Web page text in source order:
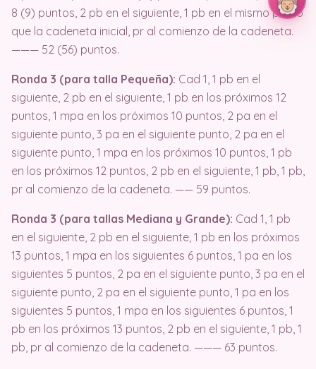
8 (9) puntos, 2 pb en el siguiente, 1 pb en el mismo punto
que la cadeneta inicial, pr al comienzo de la cadeneta.
——— 52 (56) puntos.
Ronda 3 (para talla Pequeña): Cad 1, 1 pb en el
siguiente, 2 pb en el siguiente, 1 pb en los próximos 12
puntos, 1 mpa en los próximos 10 puntos, 2 pa en el
siguiente punto, 3 pa en el siguiente punto, 2 pa en el
siguiente punto, 1 mpa en los próximos 10 puntos, 1 pb
en los próximos 12 puntos, 2 pb en el siguiente, 1 pb, 1 pb,
pr al comienzo de la cadeneta. —— 59 puntos.
Ronda 3 (para tallas Mediana y Grande): Cad 1, 1 pb
en el siguiente, 2 pb en el siguiente, 1 pb en los próximos
13 puntos, 1 mpa en los siguientes 6 puntos, 1 pa en los
siguientes 5 puntos, 2 pa en el siguiente punto, 3 pa en el
siguiente punto, 2 pa en el siguiente punto, 1 pa en los
siguientes 5 puntos, 1 mpa en los siguientes 6 puntos, 1
pb en los próximos 13 puntos, 2 pb en el siguiente, 1 pb, 1
pb, pr al comienzo de la cadeneta. ——— 63 puntos.